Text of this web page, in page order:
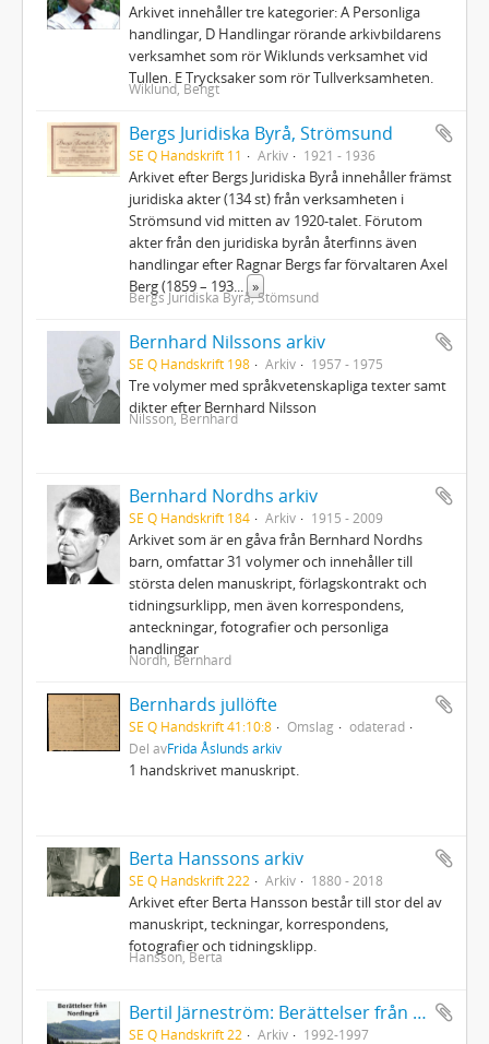
Arkivet innehåller tre kategorier: A Personliga
handlingar, D Handlingar rörande arkivbildarens
verksamhet som rör Wiklunds verksamhet vid
Tullen. E Trycksaker som rör Tullverksamheten.
Wiklund, Bengt
Bergs Juridiska Byrå, Strömsund
SE Q Handskrift 11 Arkiv 1921 - 1936
Arkivet efter Bergs Juridiska Byrå innehåller främst
juridiska akter (134 st) från verksamheten i
Strömsund vid mitten av 1920-talet. Förutom
akter från den juridiska byrån återfinns även
handlingar efter Ragnar Bergs far förvaltaren Axel
Berg (1859 – 193... »
Bergs Juridiska Byrå, Stömsund
Bernhard Nilssons arkiv
SE Q Handskrift 198 Arkiv 1957 - 1975
Tre volymer med språkvetenskapliga texter samt
dikter efter Bernhard Nilsson
Nilsson, Bernhard
Bernhard Nordhs arkiv
SE Q Handskrift 184 Arkiv 1915 - 2009
Arkivet som är en gåva från Bernhard Nordhs
barn, omfattar 31 volymer och innehåller till
största delen manuskript, förlagskontrakt och
tidningsurklipp, men även korrespondens,
anteckningar, fotografier och personliga
handlingar
Nordh, Bernhard
Bernhards jullöfte
SE Q Handskrift 41:10:8 Omslag
odaterad
Del avFrida Åslunds arkiv
1 handskrivet manuskript.
Berta Hanssons arkiv
SE Q Handskrift 222 Arkiv 1880 - 2018
Arkivet efter Berta Hansson består till stor del av
manuskript, teckningar, korrespondens,
fotografier och tidningsklipp.
Hansson, Berta
Bertil Järneström: Berättelser från Nordingrå, 48 videofilmer inspelade 1992-1997
SE Q Handskrift 22 Arkiv 1992-1997